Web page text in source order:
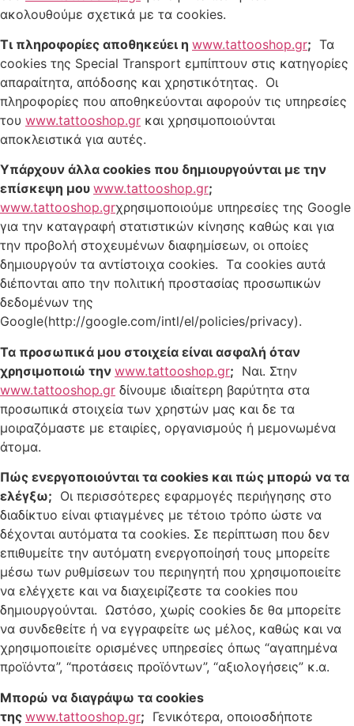
ακολουθούμε σχετικά με τα cookies.
Τι πληροφορίες αποθηκεύει η www.tattooshop.gr; Τα
cookies της Special Transport εμπίπτουν στις κατηγορίες
απαραίτητα, απόδοσης και χρηστικότητας. Οι
πληροφορίες που αποθηκεύονται αφορούν τις υπηρεσίες
του www.tattooshop.gr και χρησιμοποιούνται
αποκλειστικά για αυτές.
Υπάρχουν άλλα cookies που δημιουργούνται με την
επίσκεψη μου www.tattooshop.gr;
www.tattooshop.grχρησιμοποιούμε υπηρεσίες της Google
για την καταγραφή στατιστικών κίνησης καθώς και για
την προβολή στοχευμένων διαφημίσεων, οι οποίες
δημιουργούν τα αντίστοιχα cookies. Tα cookies αυτά
διέπονται απο την πολιτική προστασίας προσωπικών
δεδομένων της
Google(http://google.com/intl/el/policies/privacy).
Τα προσωπικά μου στοιχεία είναι ασφαλή όταν
χρησιμοποιώ την www.tattooshop.gr; Ναι. Στην
www.tattooshop.gr δίνουμε ιδιαίτερη βαρύτητα στα
προσωπικά στοιχεία των χρηστών μας και δε τα
μοιραζόμαστε με εταιρίες, οργανισμούς ή μεμονωμένα
άτομα.
Πώς ενεργοποιούνται τα cookies και πώς μπορώ να τα
ελέγξω; Oι περισσότερες εφαρμογές περιήγησης στο
διαδίκτυο είναι φτιαγμένες με τέτοιο τρόπο ώστε να
δέχονται αυτόματα τα cookies. Σε περίπτωση που δεν
επιθυμείτε την αυτόματη ενεργοποίησή τους μπορείτε
μέσω των ρυθμίσεων του περιηγητή που χρησιμοποιείτε
να ελέγχετε και να διαχειρίζεστε τα cookies που
δημιουργούνται. Ωστόσο, χωρίς cookies δε θα μπορείτε
να συνδεθείτε ή να εγγραφείτε ως μέλος, καθώς και να
χρησιμοποιείτε ορισμένες υπηρεσίες όπως “αγαπημένα
προϊόντα”, “προτάσεις προϊόντων”, “αξιολογήσεις” κ.α.
Μπορώ να διαγράψω τα cookies
της www.tattooshop.gr; Γενικότερα, οποιοσδήποτε